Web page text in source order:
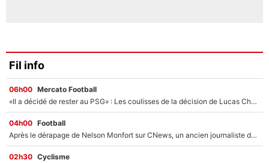
Fil info
06h00 Mercato Football
«Il a décidé de rester au PSG» : Les coulisses de la décision de Lucas Chevalier pour son transfert
04h00 Football
Après le dérapage de Nelson Monfort sur CNews, un ancien journaliste de France Télévisions relance la polémique sur les incendies en Gironde
02h30 Cyclisme